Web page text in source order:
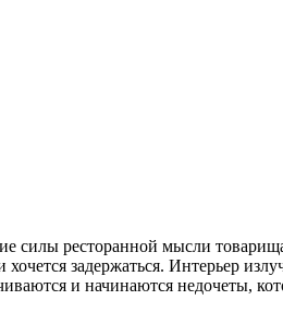
силы ресторанной мысли
задержаться. Интерьер
и начинаются недочеты,